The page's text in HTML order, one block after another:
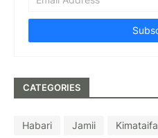
CATEGORIES
Habari Jamii Kimataifa